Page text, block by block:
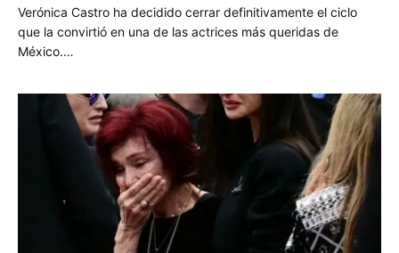
Verónica Castro ha decidido cerrar definitivamente el ciclo
que la convirtió en una de las actrices más queridas de
México.…